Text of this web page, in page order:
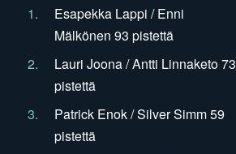
1.
Esapekka Lappi / Enni
Mälkönen 93 pistettä
2.
Lauri Joona / Antti Linnaketo 73
pistettä
3.
Patrick Enok / Silver Simm 59
pistettä